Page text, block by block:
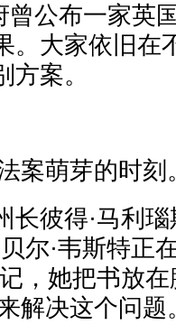
曾公布一家英
。大家依旧在
案。
案萌芽的时刻
长彼得·马利
尔·韦斯特正
，她把书放
解决这个问题